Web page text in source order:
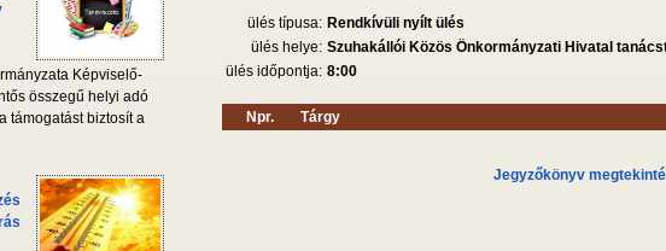
Képviselő-
összegű helyi adó
támogatást biztosít a
ülés típusa: Rendkívüli nyílt ülés
ülés helye: Szuhakállói Közös Önkormányzati Hivatal
ülés időpontja: 8:00
Npr. Tárgy
Jegyzőkönyv